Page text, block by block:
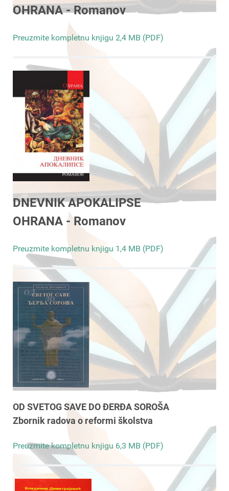
OHRANA - Romanov
Preuzmite kompletnu knjigu 2,4 MB (PDF)
DNEVNIK APOKALIPSE
OHRANA - Romanov
Preuzmite kompletnu knjigu 1,4 MB (PDF)
OD SVETOG SAVE DO ĐERĐA SOROŠA
Zbornik radova o reformi školstva
Preuzmite kompletnu knjigu 6,3 MB (PDF)